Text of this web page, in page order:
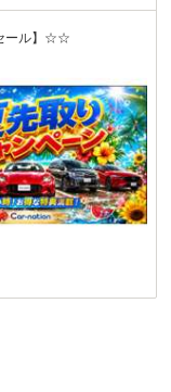
め細かい対応
様で初のマイカー購入と
ール】☆☆